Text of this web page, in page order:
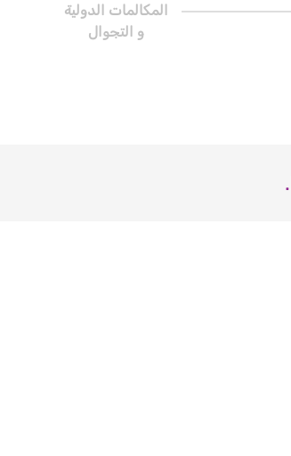
المكالمات الدولية
و التجوال